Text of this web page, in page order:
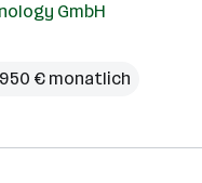
GmbH
€ monatlich